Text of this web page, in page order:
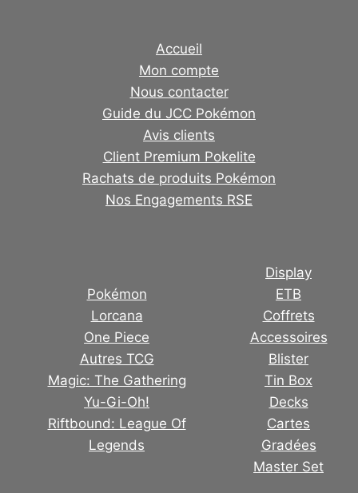
Accueil
Mon compte
Nous contacter
Guide du JCC Pokémon
Avis clients
Client Premium Pokelite
Rachats de produits Pokémon
Nos Engagements RSE
Pokémon
Lorcana
One Piece
Autres TCG
Magic: The Gathering
Yu-Gi-Oh!
Riftbound: League Of
Legends
Display
ETB
Coffrets
Accessoires
Blister
Tin Box
Decks
Cartes
Gradées
Master Set